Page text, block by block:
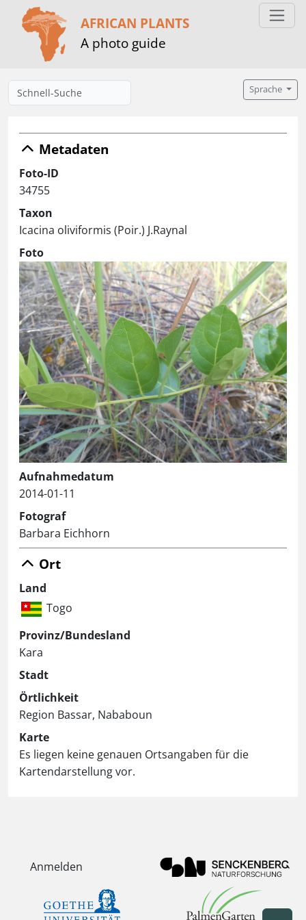
AFRICAN PLANTS
A photo guide
Sprache
Metadaten
Foto-ID
34755
Taxon
Icacina oliviformis (Poir.) J.Raynal
Foto
Aufnahmedatum
2014-01-11
Fotograf
Barbara Eichhorn
Ort
Land
Togo
Provinz/Bundesland
Kara
Stadt
Örtlichkeit
Region Bassar, Nababoun
Karte
Es liegen keine genauen Ortsangaben für die
Kartendarstellung vor.
Anmelden